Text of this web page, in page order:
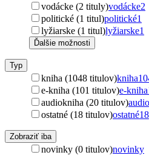
vodácke (2 tituly)vodácke2
politické (1 titul)politické1
lyžiarske (1 titul)lyžiarske1
Ďalšie možnosti
Typ
kniha (1048 titulov)kniha
e-kniha (101 titulov)e-kniha
audiokniha (20 titulov)
ostatné (18 titulov)ostatné18
Zobraziť iba
novinky (0 titulov)novinky